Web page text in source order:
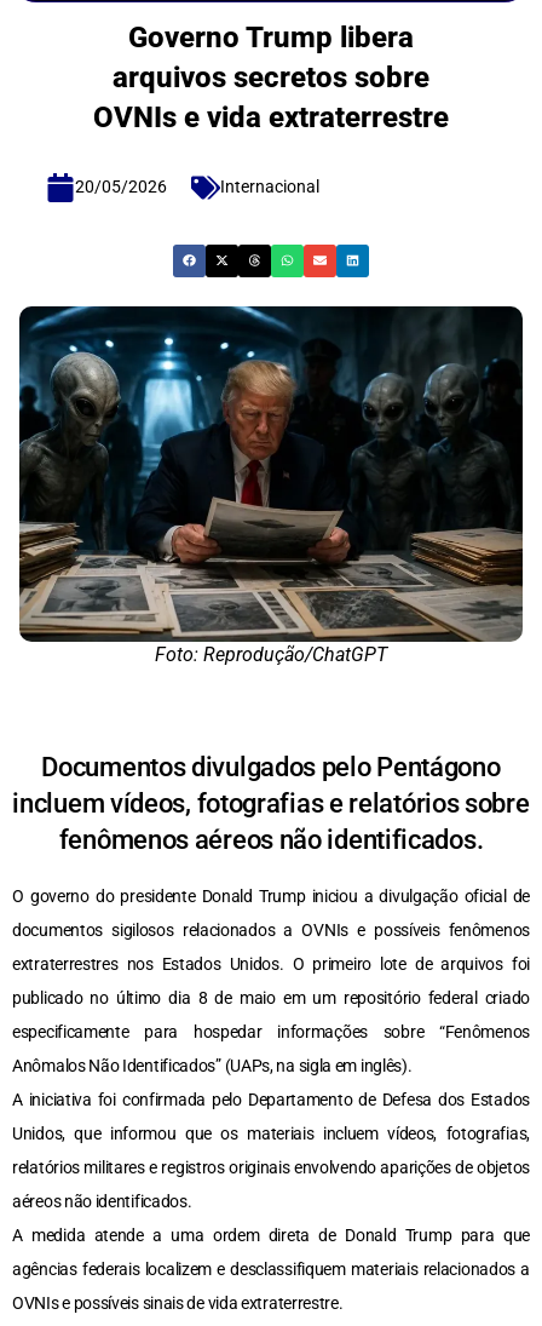
Governo Trump libera
arquivos secretos sobre
OVNIs e vida extraterrestre
20/05/2026 Internacional
Foto: Reprodução/ChatGPT
Documentos divulgados pelo Pentágono
incluem vídeos, fotografias e relatórios sobre
fenômenos aéreos não identificados.
O governo do presidente Donald Trump iniciou a divulgação oficial de
documentos sigilosos relacionados a OVNIs e possíveis fenômenos
extraterrestres nos Estados Unidos. O primeiro lote de arquivos foi
publicado no último dia 8 de maio em um repositório federal criado
especificamente para hospedar informações sobre “Fenômenos
Anômalos Não Identificados” (UAPs, na sigla em inglês).
A iniciativa foi confirmada pelo Departamento de Defesa dos Estados
Unidos, que informou que os materiais incluem vídeos, fotografias,
relatórios militares e registros originais envolvendo aparições de objetos
aéreos não identificados.
A medida atende a uma ordem direta de Donald Trump para que
agências federais localizem e desclassifiquem materiais relacionados a
OVNIs e possíveis sinais de vida extraterrestre.